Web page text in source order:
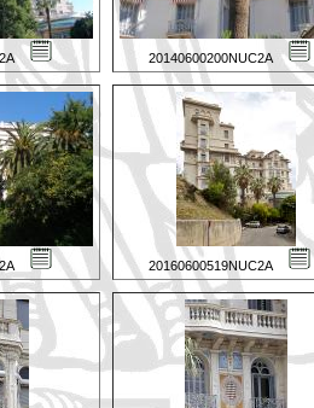
20140600200NUC2A
20160600519NUC2A